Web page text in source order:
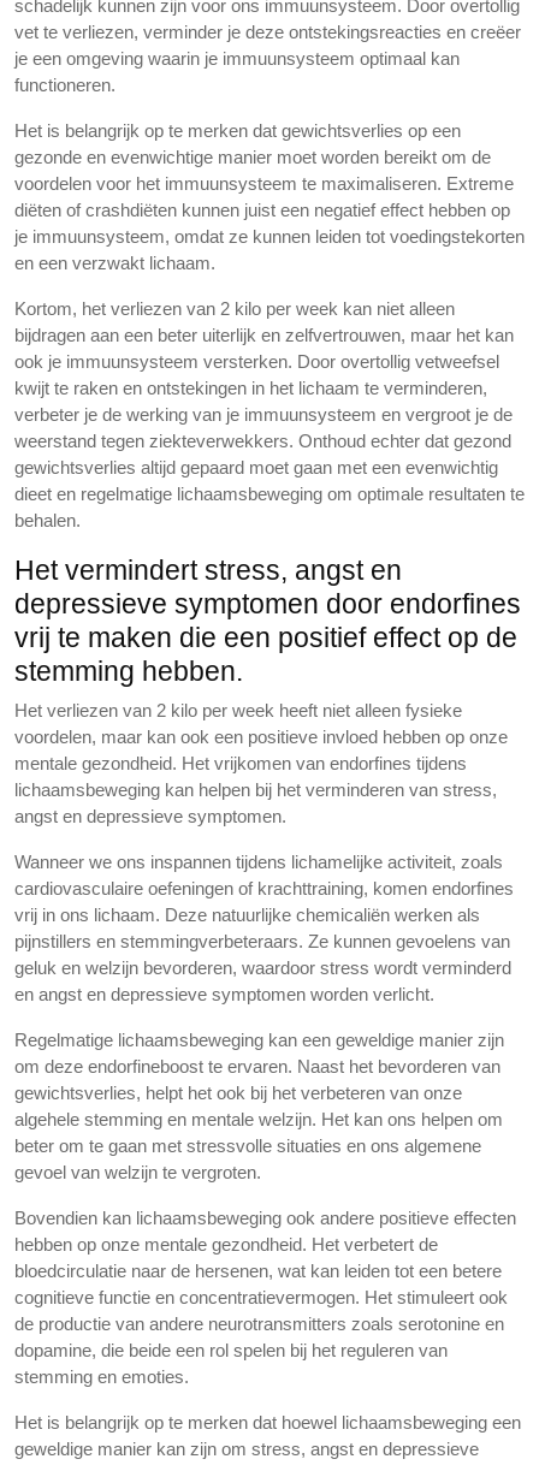
schadelijk kunnen zijn voor ons immuunsysteem. Door overtollig
vet te verliezen, verminder je deze ontstekingsreacties en creëer
je een omgeving waarin je immuunsysteem optimaal kan
functioneren.
Het is belangrijk op te merken dat gewichtsverlies op een
gezonde en evenwichtige manier moet worden bereikt om de
voordelen voor het immuunsysteem te maximaliseren. Extreme
diëten of crashdiëten kunnen juist een negatief effect hebben op
je immuunsysteem, omdat ze kunnen leiden tot voedingstekorten
en een verzwakt lichaam.
Kortom, het verliezen van 2 kilo per week kan niet alleen
bijdragen aan een beter uiterlijk en zelfvertrouwen, maar het kan
ook je immuunsysteem versterken. Door overtollig vetweefsel
kwijt te raken en ontstekingen in het lichaam te verminderen,
verbeter je de werking van je immuunsysteem en vergroot je de
weerstand tegen ziekteverwekkers. Onthoud echter dat gezond
gewichtsverlies altijd gepaard moet gaan met een evenwichtig
dieet en regelmatige lichaamsbeweging om optimale resultaten te
behalen.
Het vermindert stress, angst en
depressieve symptomen door endorfines
vrij te maken die een positief effect op de
stemming hebben.
Het verliezen van 2 kilo per week heeft niet alleen fysieke
voordelen, maar kan ook een positieve invloed hebben op onze
mentale gezondheid. Het vrijkomen van endorfines tijdens
lichaamsbeweging kan helpen bij het verminderen van stress,
angst en depressieve symptomen.
Wanneer we ons inspannen tijdens lichamelijke activiteit, zoals
cardiovasculaire oefeningen of krachttraining, komen endorfines
vrij in ons lichaam. Deze natuurlijke chemicaliën werken als
pijnstillers en stemmingverbeteraars. Ze kunnen gevoelens van
geluk en welzijn bevorderen, waardoor stress wordt verminderd
en angst en depressieve symptomen worden verlicht.
Regelmatige lichaamsbeweging kan een geweldige manier zijn
om deze endorfineboost te ervaren. Naast het bevorderen van
gewichtsverlies, helpt het ook bij het verbeteren van onze
algehele stemming en mentale welzijn. Het kan ons helpen om
beter om te gaan met stressvolle situaties en ons algemene
gevoel van welzijn te vergroten.
Bovendien kan lichaamsbeweging ook andere positieve effecten
hebben op onze mentale gezondheid. Het verbetert de
bloedcirculatie naar de hersenen, wat kan leiden tot een betere
cognitieve functie en concentratievermogen. Het stimuleert ook
de productie van andere neurotransmitters zoals serotonine en
dopamine, die beide een rol spelen bij het reguleren van
stemming en emoties.
Het is belangrijk op te merken dat hoewel lichaamsbeweging een
geweldige manier kan zijn om stress, angst en depressieve